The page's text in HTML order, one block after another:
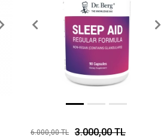
6.000,00 TL 3.000,00 TL